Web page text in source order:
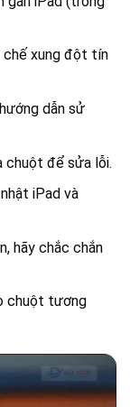
xung đột tín
dẫn sử
chuột để sửa lỗi.
iPad và
hãy chắc chắn
chuột tương